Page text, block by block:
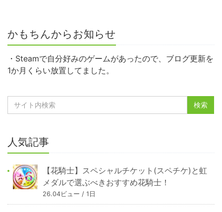
かもちんからお知らせ
・Steamで自分好みのゲームがあったので、ブログ更新を
1か月くらい放置してました。
人気記事
【花騎士】スペシャルチケット(スペチケ)と虹
メダルで選ぶべきおすすめ花騎士！
26.04ビュー / 1日